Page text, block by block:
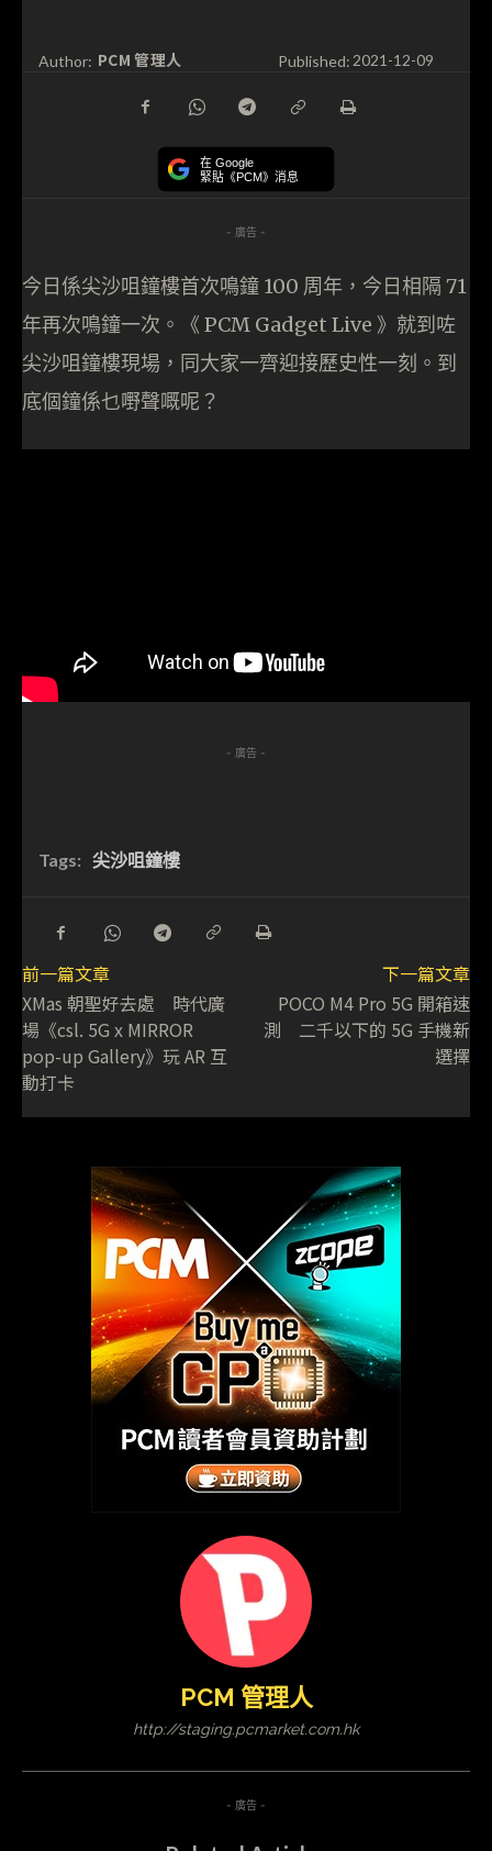
Author: PCM 管理人 Published:2021-12-09
在 Google
緊貼《PCM》消息
- 廣告 -
今日係尖沙咀鐘樓首次鳴鐘 100 周年，今日相隔 71
年再次鳴鐘一次。《 PCM Gadget Live 》就到咗
尖沙咀鐘樓現場，同大家一齊迎接歷史性一刻。到
底個鐘係乜嘢聲嘅呢？
- 廣告 -
Tags: 尖沙咀鐘樓
前一篇文章
XMas 朝聖好去處 時代廣
場《csl. 5G x MIRROR
pop-up Gallery》玩 AR 互
動打卡
下一篇文章
POCO M4 Pro 5G 開箱速
測 二千以下的 5G 手機新
選擇
PCM 管理人
http://staging.pcmarket.com.hk
- 廣告 -